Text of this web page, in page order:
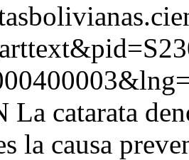
La catarata
la causa